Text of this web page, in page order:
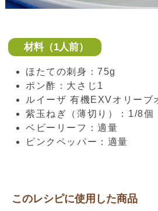
材料（1人前）
ほたての刺身：75g
ポン酢：大さじ1
ルイーザ 有機EXVオリーブ
紫玉ねぎ（薄切り）：1/8個
ベビーリーフ：適量
ピンクペッパー：適量
このレシピに使用した商品